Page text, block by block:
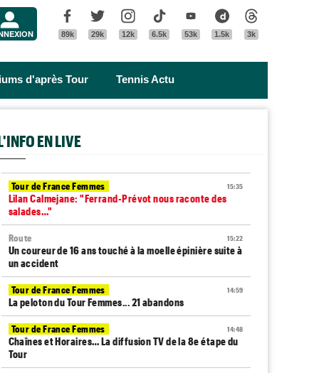
Facebook
89k
Twitter
29k
Instagram
12k
Tik Tok
6.5k
Youtube
53k
Dailymotion
1.5k 3k
d'après Tour Tennis Actu
EN LIVE
15:35
Tour de France Femmes
Lilan Calmejane: "Ferrand-Prévot nous raconte des
salades…"
15:22
Route
Un coureur de 16 ans touché à la moelle épinière suite à
un accident
14:59
Tour de France Femmes
La peloton du Tour Femmes... 21 abandons
14:48
Tour de France Femmes
Chaînes et Horaires… La diffusion TV de la 8e étape du
Tour